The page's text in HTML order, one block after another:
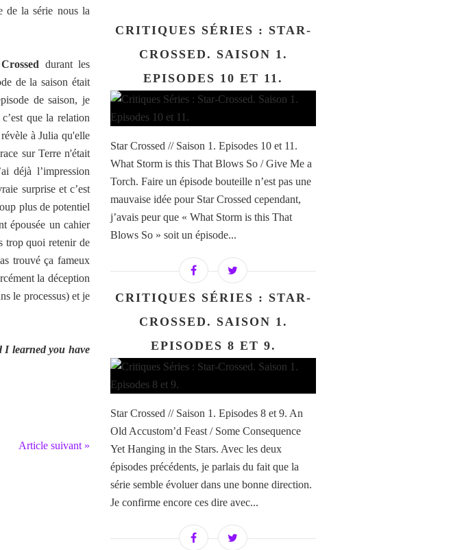
de la série nous la
durant les
de la saison était
de saison, je
que la relation
à Julia qu'elle
sur Terre n'était
déjà l’impression
surprise et c’est
plus de potentiel
épousée un cahier
trop quoi retenir de
trouvé ça fameux
la déception
le processus) et je
I learned you have
Article suivant »
CRITIQUES SÉRIES : STAR-
CROSSED. SAISON 1.
EPISODES 10 ET 11.
Star Crossed // Saison 1. Episodes 10 et 11.
What Storm is this That Blows So / Give Me a
Torch. Faire un épisode bouteille n’est pas une
mauvaise idée pour Star Crossed cependant,
j’avais peur que « What Storm is this That
Blows So » soit un épisode...
CRITIQUES SÉRIES : STAR-
CROSSED. SAISON 1.
EPISODES 8 ET 9.
Star Crossed // Saison 1. Episodes 8 et 9. An
Old Accustom’d Feast / Some Consequence
Yet Hanging in the Stars. Avec les deux
épisodes précédents, je parlais du fait que la
série semble évoluer dans une bonne direction.
Je confirme encore ces dire avec...